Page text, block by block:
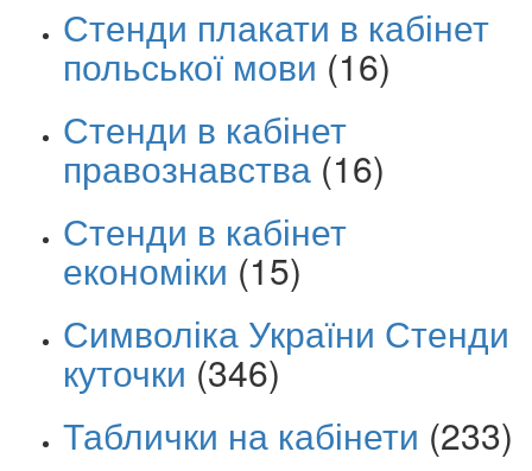
Стенди плакати в кабінет
польської мови (16)
Стенди в кабінет
правознавства (16)
Стенди в кабінет
економіки (15)
Символіка України Стенди
куточки (346)
Таблички на кабінети (233)